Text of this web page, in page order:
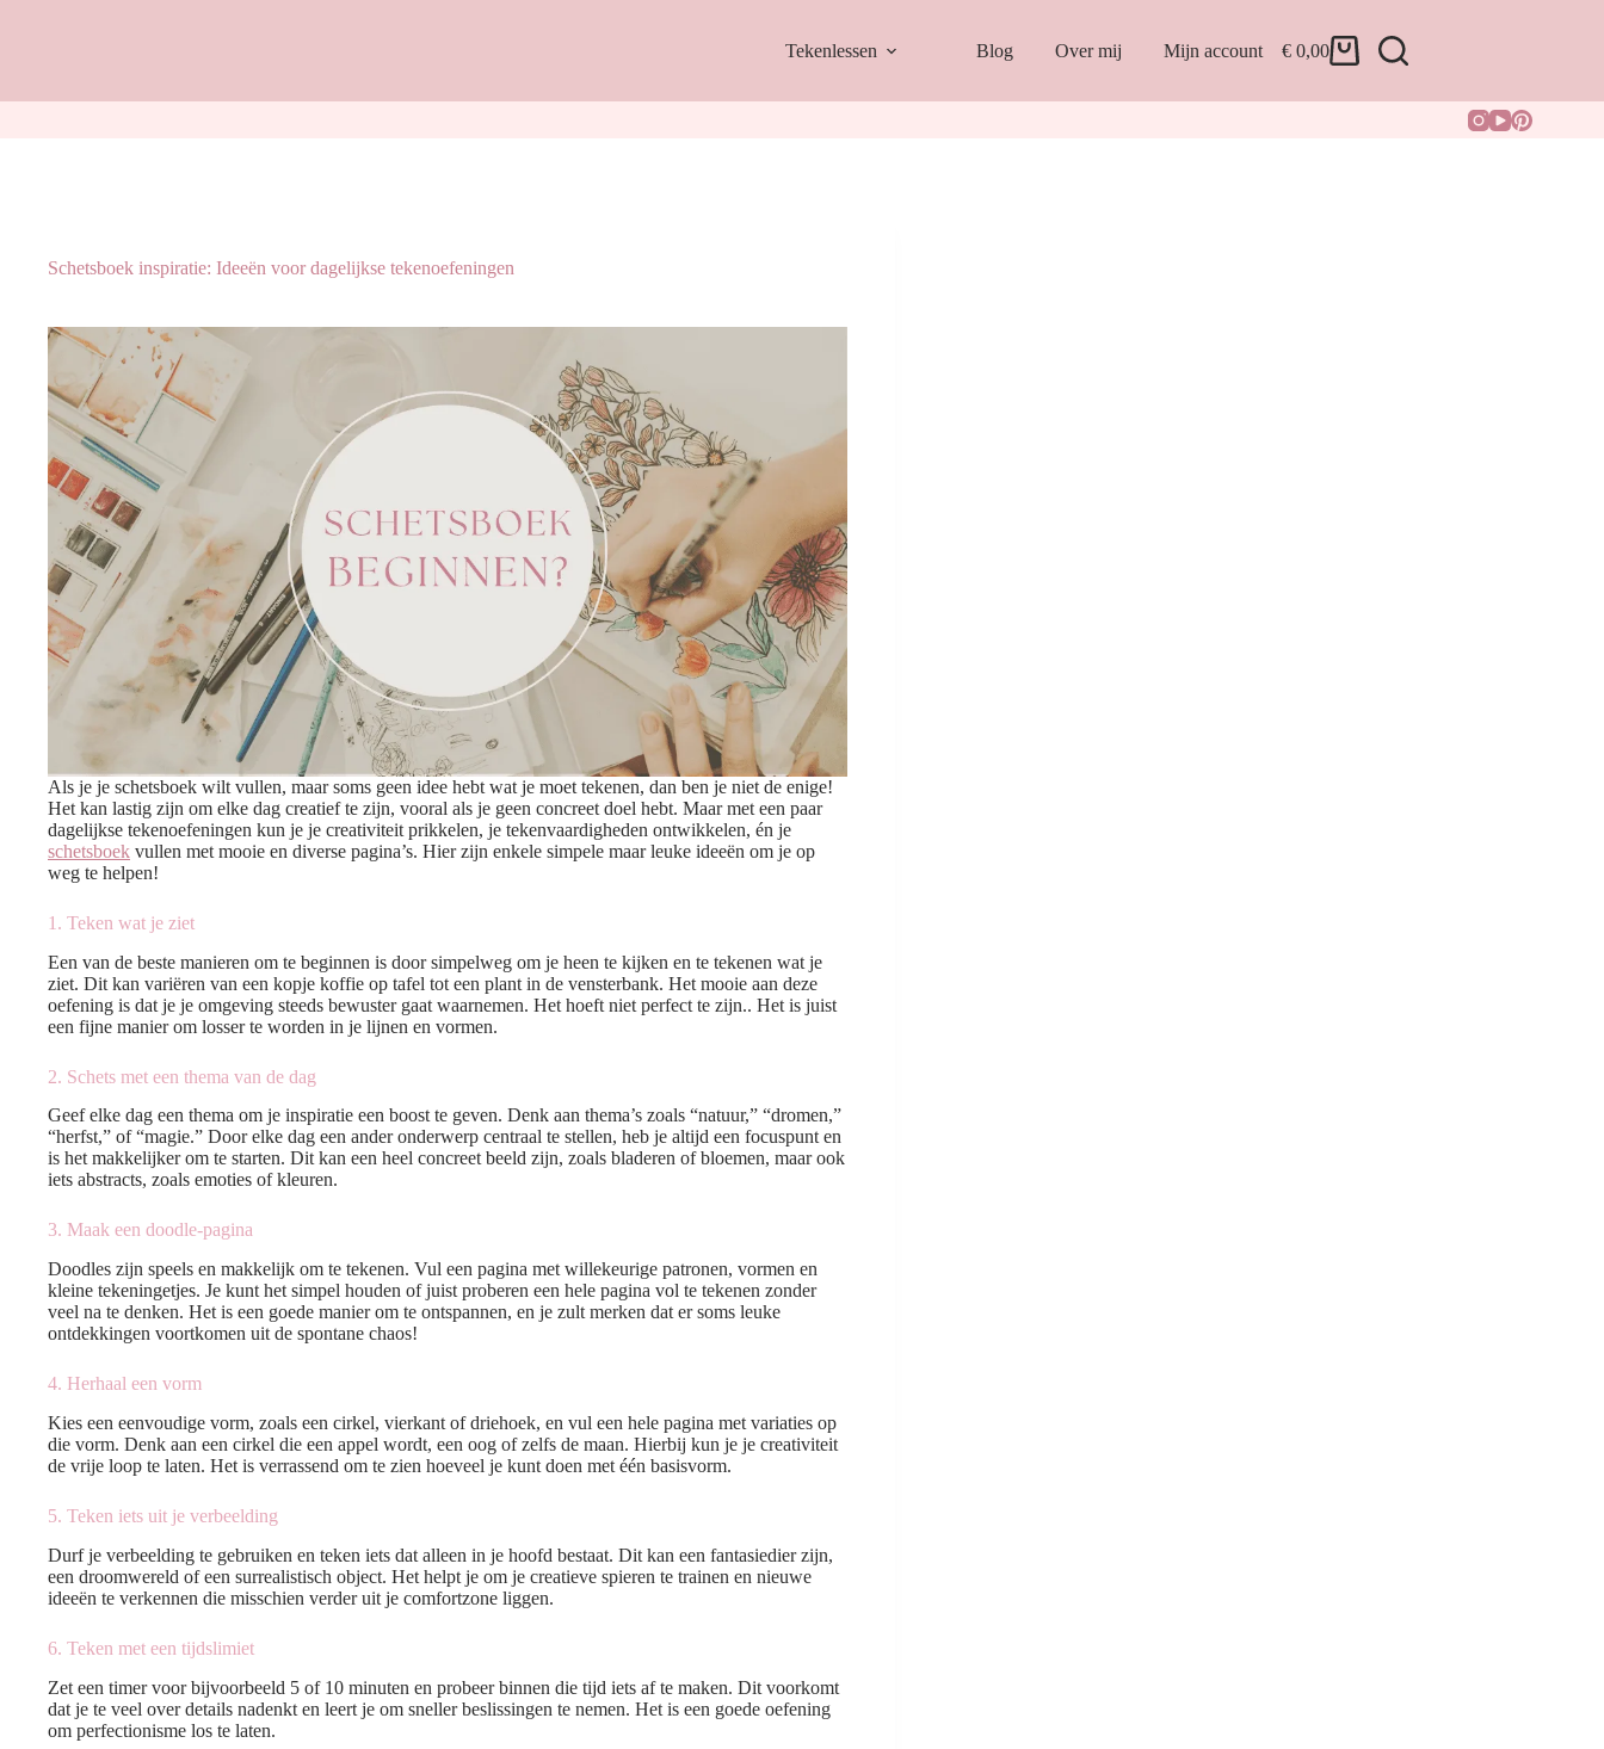
Tekenlessen Blog Over mij Mijn account € 0,00
Schetsboek inspiratie: Ideeën voor dagelijkse tekenoefeningen
Als je je schetsboek wilt vullen, maar soms geen idee hebt wat je moet tekenen, dan ben je niet de enige!
Het kan lastig zijn om elke dag creatief te zijn, vooral als je geen concreet doel hebt. Maar met een paar
dagelijkse tekenoefeningen kun je je creativiteit prikkelen, je tekenvaardigheden ontwikkelen, én je
schetsboek vullen met mooie en diverse pagina’s. Hier zijn enkele simpele maar leuke ideeën om je op
weg te helpen!
1. Teken wat je ziet
Een van de beste manieren om te beginnen is door simpelweg om je heen te kijken en te tekenen wat je
ziet. Dit kan variëren van een kopje koffie op tafel tot een plant in de vensterbank. Het mooie aan deze
oefening is dat je je omgeving steeds bewuster gaat waarnemen. Het hoeft niet perfect te zijn.. Het is juist
een fijne manier om losser te worden in je lijnen en vormen.
2. Schets met een thema van de dag
Geef elke dag een thema om je inspiratie een boost te geven. Denk aan thema’s zoals “natuur,” “dromen,”
“herfst,” of “magie.” Door elke dag een ander onderwerp centraal te stellen, heb je altijd een focuspunt en
is het makkelijker om te starten. Dit kan een heel concreet beeld zijn, zoals bladeren of bloemen, maar ook
iets abstracts, zoals emoties of kleuren.
3. Maak een doodle-pagina
Doodles zijn speels en makkelijk om te tekenen. Vul een pagina met willekeurige patronen, vormen en
kleine tekeningetjes. Je kunt het simpel houden of juist proberen een hele pagina vol te tekenen zonder
veel na te denken. Het is een goede manier om te ontspannen, en je zult merken dat er soms leuke
ontdekkingen voortkomen uit de spontane chaos!
4. Herhaal een vorm
Kies een eenvoudige vorm, zoals een cirkel, vierkant of driehoek, en vul een hele pagina met variaties op
die vorm. Denk aan een cirkel die een appel wordt, een oog of zelfs de maan. Hierbij kun je je creativiteit
de vrije loop te laten. Het is verrassend om te zien hoeveel je kunt doen met één basisvorm.
5. Teken iets uit je verbeelding
Durf je verbeelding te gebruiken en teken iets dat alleen in je hoofd bestaat. Dit kan een fantasiedier zijn,
een droomwereld of een surrealistisch object. Het helpt je om je creatieve spieren te trainen en nieuwe
ideeën te verkennen die misschien verder uit je comfortzone liggen.
6. Teken met een tijdslimiet
Zet een timer voor bijvoorbeeld 5 of 10 minuten en probeer binnen die tijd iets af te maken. Dit voorkomt
dat je te veel over details nadenkt en leert je om sneller beslissingen te nemen. Het is een goede oefening
om perfectionisme los te laten.